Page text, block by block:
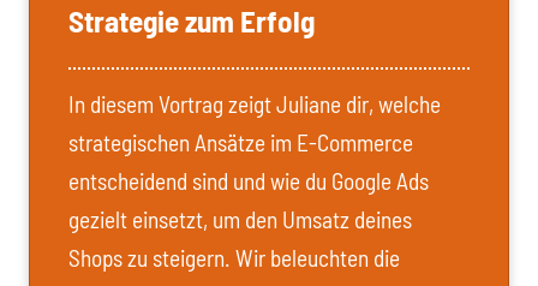
Strategie zum Erfolg
In diesem Vortrag zeigt Juliane dir, welche
strategischen Ansätze im E-Commerce
entscheidend sind und wie du Google Ads
gezielt einsetzt, um den Umsatz deines
Shops zu steigern. Wir beleuchten die